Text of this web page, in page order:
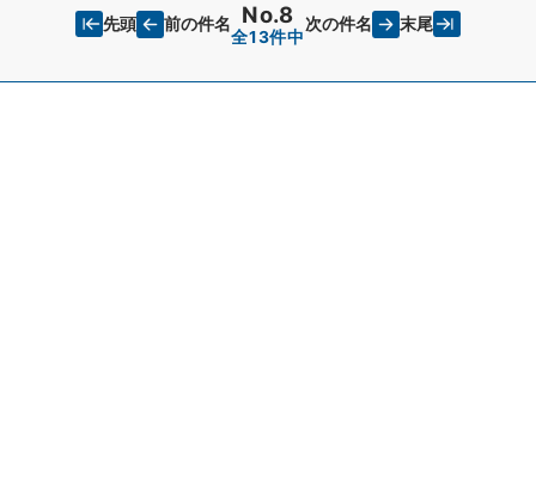
先頭 前の件名 No.8
全13件中
次の件名 末尾